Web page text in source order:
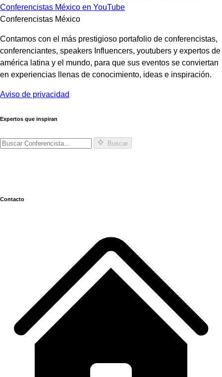
Conferencistas México en YouTube
Conferencistas México
Contamos con el más prestigioso portafolio de conferencistas,
conferenciantes, speakers Influencers, youtubers y expertos de
américa latina y el mundo, para que sus eventos se conviertan
en experiencias llenas de conocimiento, ideas e inspiración.
Aviso de privacidad
Expertos que inspiran
Buscar
Contacto